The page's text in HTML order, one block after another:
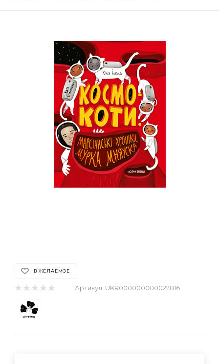
В ЖЕЛАЕМОЕ
Артикул: UKR000000000022816